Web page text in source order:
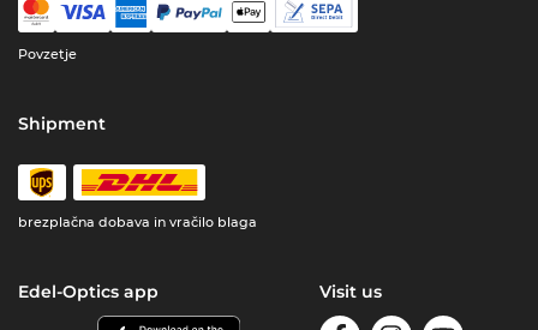
Povzetje
Shipment
brezplačna dobava in vračilo blaga
Edel-Optics app Visit us